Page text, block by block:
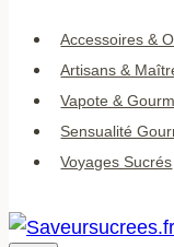
Accessoires &
Artisans &
Vapote &
Sensualité
Voyages Sucrés